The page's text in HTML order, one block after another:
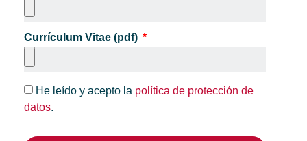
Currículum Vitae (pdf)
He leído y acepto la política de protección de
datos.